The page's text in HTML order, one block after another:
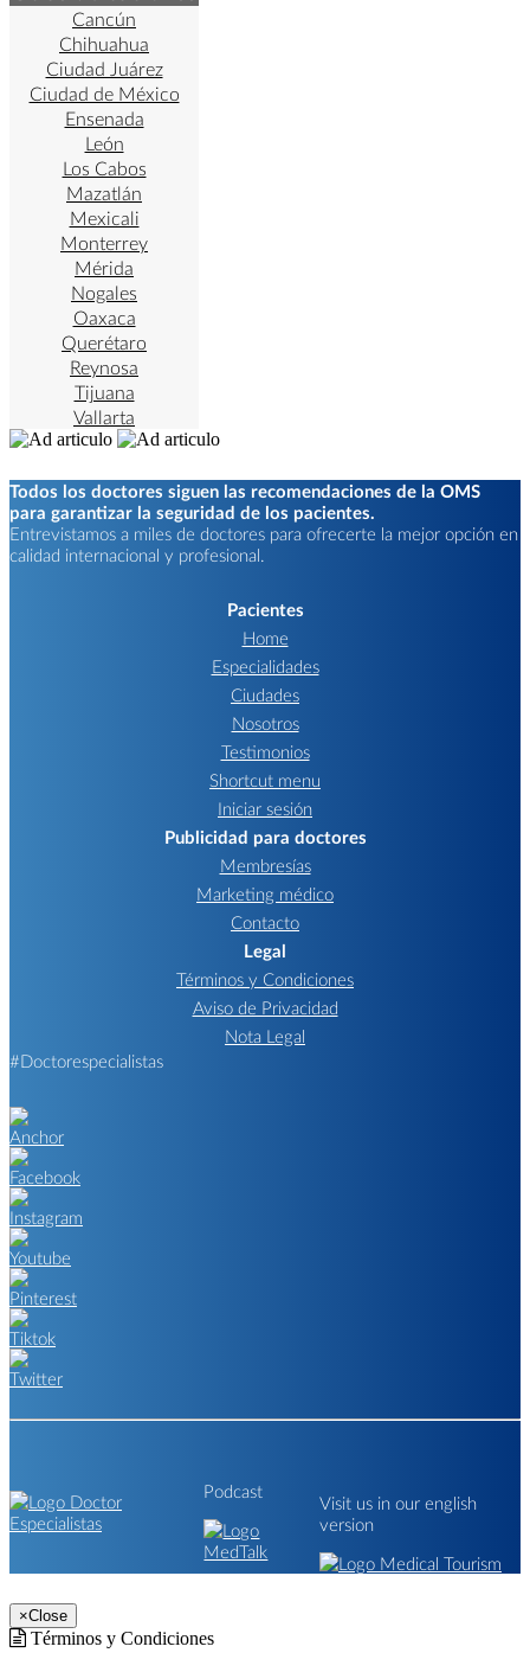
Cancún
Chihuahua
Ciudad Juárez
Ciudad de México
Ensenada
León
Los Cabos
Mazatlán
Mexicali
Monterrey
Mérida
Nogales
Oaxaca
Querétaro
Reynosa
Tijuana
Vallarta
Todos los doctores siguen las recomendaciones de la OMS
para garantizar la seguridad de los pacientes.
Entrevistamos a miles de doctores para ofrecerte la mejor opción en
calidad internacional y profesional.
Pacientes
Home
Especialidades
Ciudades
Nosotros
Testimonios
Shortcut menu
Iniciar sesión
Publicidad para doctores
Membresías
Marketing médico
Contacto
Legal
Términos y Condiciones
Aviso de Privacidad
Nota Legal
#Doctorespecialistas
Podcast
Visit us in our english
version
×Close
Términos y Condiciones